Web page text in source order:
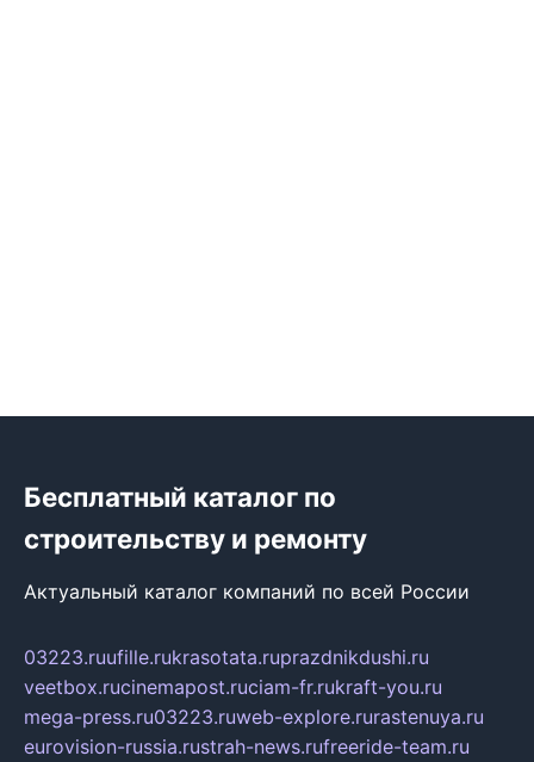
Бесплатный каталог по
строительству и ремонту
Актуальный каталог компаний по всей России
03223.ruufille.rukrasotata.ruprazdnikdushi.ru
veetbox.rucinemapost.ruciam-fr.rukraft-you.ru
mega-press.ru03223.ruweb-explore.rurastenuya.ru
eurovision-russia.rustrah-news.rufreeride-team.ru